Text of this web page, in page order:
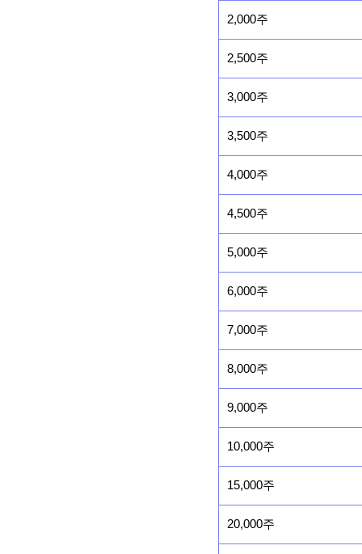
2,000주
2,500주
3,000주
3,500주
4,000주
4,500주
5,000주
6,000주
7,000주
8,000주
9,000주
10,000주
15,000주
20,000주